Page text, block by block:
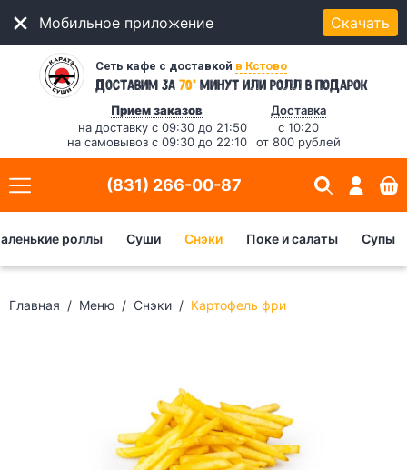
Мобильное приложение Скачать
Сеть кафе с доставкой в Кстово
Доставим за70* минутили ролл в подарок
Прием заказов
на доставку с 09:30 до 21:50
на самовывоз с 09:30 до 22:10
Доставка
с 10:20
от 800 рублей
(831) 266-00-87
роллы Суши Снэки Поке и салаты Супы
Главная Меню Снэки Картофель фри